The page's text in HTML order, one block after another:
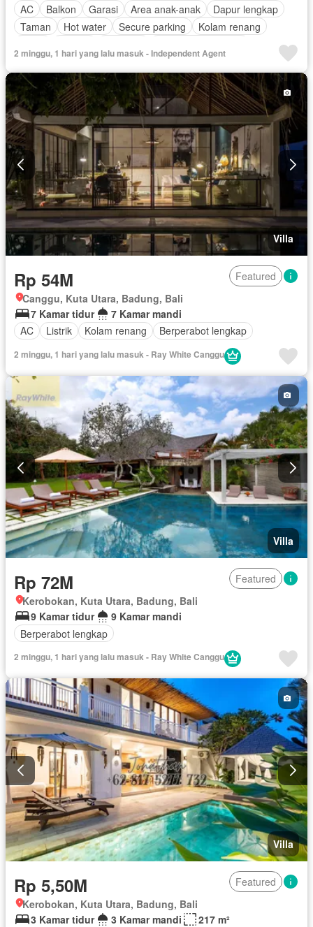
AC
Balkon Garasi Area anak-anak
Dapur lengkap
Taman
Hot water Secure parking
Kolam renang
2 minggu, 1 hari yang lalu masuk - Independent Agent
Villa
Rp 54M
Featured
Canggu, Kuta Utara, Badung, Bali
7 Kamar tidur
7 Kamar mandi
AC
Listrik Kolam renang Berperabot lengkap
2 minggu, 1 hari yang lalu masuk - Ray White Canggu
Villa
Rp 72M
Featured
Kerobokan, Kuta Utara, Badung, Bali
9 Kamar tidur
9 Kamar mandi
Berperabot lengkap
2 minggu, 1 hari yang lalu masuk - Ray White Canggu
Villa
Rp 5,50M
Featured
Kerobokan, Kuta Utara, Badung, Bali
3 Kamar tidur
3 Kamar mandi
217 m²